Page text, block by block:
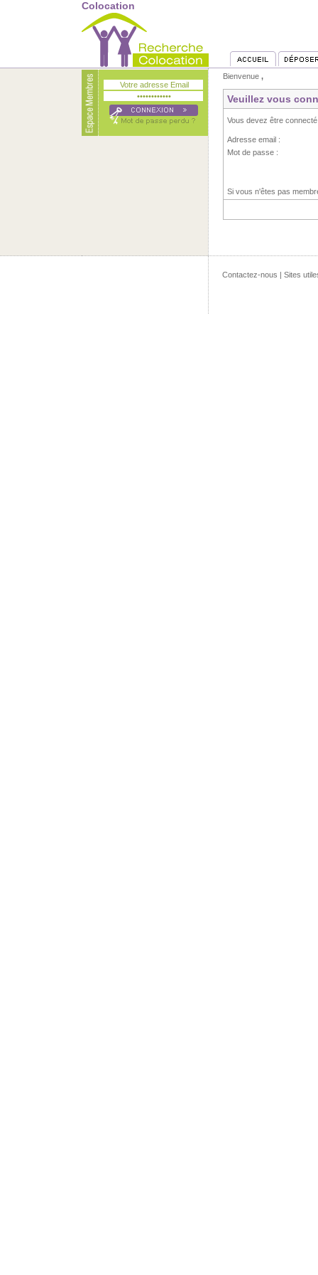
Colocation
Bienvenue ,
Veuillez vous
Vous devez être
Adresse email :
Mot de passe :
Si vous n'êtes pas
Contactez-nous | Sites